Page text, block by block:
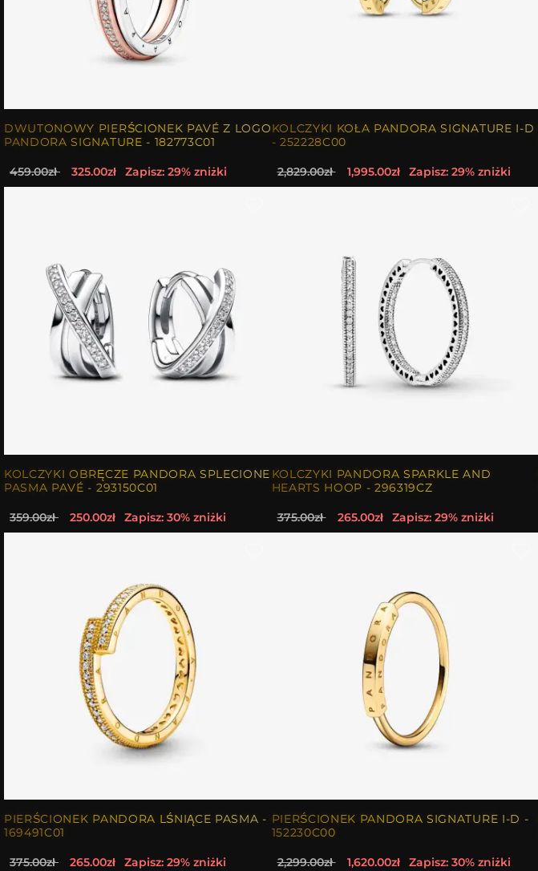
DWUTONOWY PIERŚCIONEK PAVÉ Z LOGO
PANDORA SIGNATURE - 182773C01
459.00zł 325.00zł Zapisz: 29% zniżki
KOLCZYKI KOŁA PANDORA SIGNATURE I-D
- 252228C00
2,829.00zł 1,995.00zł Zapisz: 29% zniżki
KOLCZYKI OBRĘCZE PANDORA SPLECIONE
PASMA PAVÉ - 293150C01
359.00zł 250.00zł Zapisz: 30% zniżki
KOLCZYKI PANDORA SPARKLE AND
HEARTS HOOP - 296319CZ
375.00zł 265.00zł Zapisz: 29% zniżki
PIERŚCIONEK PANDORA LŚNIĄCE PASMA -
169491C01
375.00zł 265.00zł Zapisz: 29% zniżki
PIERŚCIONEK PANDORA SIGNATURE I-D -
152230C00
2,299.00zł 1,620.00zł Zapisz: 30% zniżki